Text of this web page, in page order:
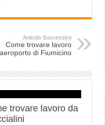
Articolo Successivo
Come trovare lavoro
di Fiumicino
trovare lavoro da